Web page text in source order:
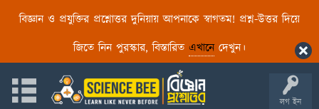
বিজ্ঞান ও প্রযুক্তির প্রশ্নোত্তর দুনিয়ায় আপনাকে স্বাগতম! প্রশ্ন-উত্তর দিয়ে
জিতে নিন পুরস্কার, বিস্তারিত এখানেদেখুন।
লগ ইন